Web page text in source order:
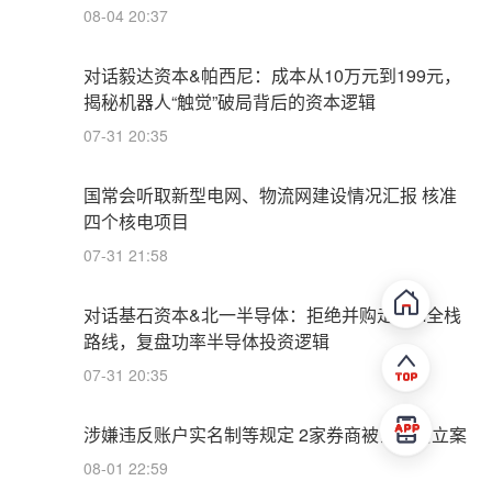
08-04 20:37
对话毅达资本&帕西尼：成本从10万元到199元，
揭秘机器人“触觉”破局背后的资本逻辑
07-31 20:35
国常会听取新型电网、物流网建设情况汇报 核准
四个核电项目
07-31 21:58
对话基石资本&北一半导体：拒绝并购走IDM全栈
路线，复盘功率半导体投资逻辑
07-31 20:35
涉嫌违反账户实名制等规定 2家券商被证监会立案
08-01 22:59